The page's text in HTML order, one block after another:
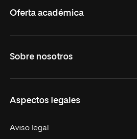
Oferta académica
Formación Continua
Sobre nosotros
Trabaja en UNIR
Actualidad
Aspectos legales
Aviso legal